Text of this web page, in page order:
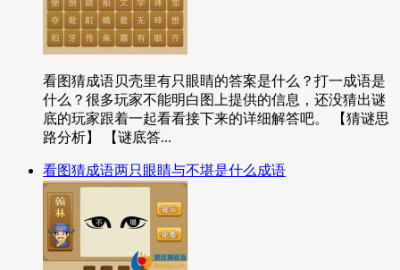
看图猜成语贝壳里有只眼睛的答案是什么？打一成语是
什么？很多玩家不能明白图上提供的信息，还没猜出谜
底的玩家跟着一起看看接下来的详细解答吧。 【猜谜思
路分析】 【谜底答...
看图猜成语两只眼睛与不堪是什么成语